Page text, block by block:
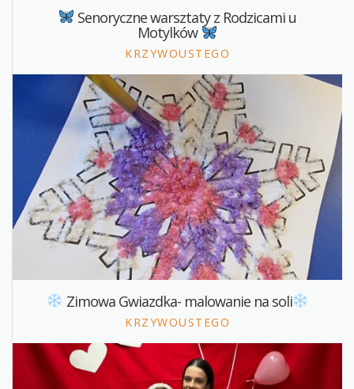
Senoryczne warsztaty z Rodzicami u
Motylków
KRZYWOUSTEGO
Zimowa Gwiazdka- malowanie na soli
KRZYWOUSTEGO